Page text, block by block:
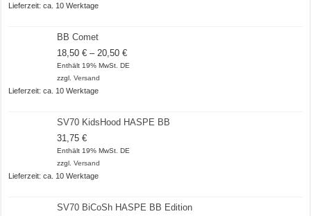
Lieferzeit: ca. 10 Werktage
BB Comet
18,50€ – 20,50€Preisspanne:
18,50 €
Enthält 19% MwSt. DE
zzgl.Versand
Lieferzeit: ca. 10 Werktage
SV70 KidsHood HASPE BB
31,75€
Enthält 19% MwSt. DE
zzgl.Versand
Lieferzeit: ca. 10 Werktage
SV70 BiCoSh HASPE BB Edition